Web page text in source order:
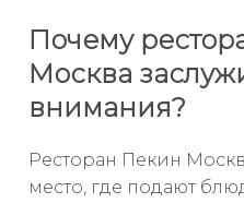
Почему
Москва
внимания?
Ресторан Пекин
место, где подают